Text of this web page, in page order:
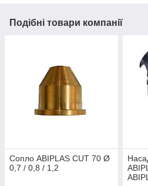
Подібні товари компанії
Сопло ABIPLAS CUT 70 Ø
0,7 / 0,8 / 1,2